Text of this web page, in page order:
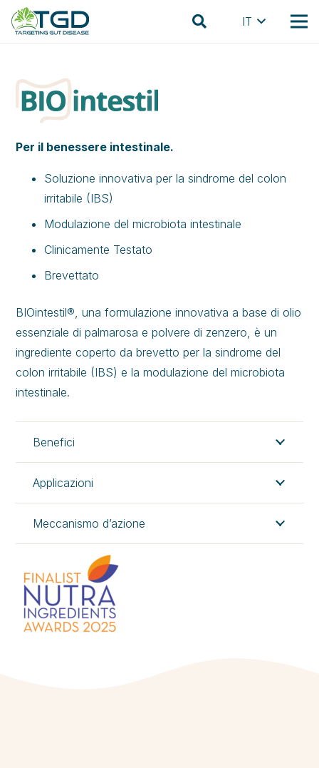
IT
Per il benessere intestinale.
Soluzione innovativa per la sindrome del colon
irritabile (IBS)
Modulazione del microbiota intestinale
Clinicamente Testato
Brevettato
BIOintestil®, una formulazione innovativa a base di olio
essenziale di palmarosa e polvere di zenzero, è un
ingrediente coperto da brevetto per la sindrome del
colon irritabile (IBS) e la modulazione del microbiota
intestinale.
Benefici
Applicazioni
Meccanismo d’azione